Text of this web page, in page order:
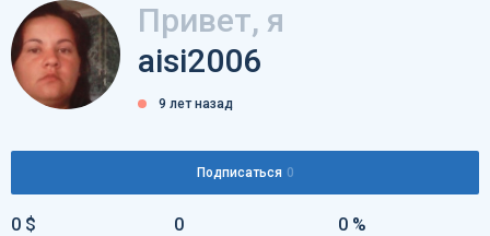
Привет, я
aisi2006
9 лет назад
Подписаться 0
0 $ 0 0 %